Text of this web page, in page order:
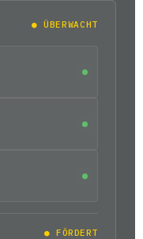
● ÜBERWACHT
● FÖRDERT